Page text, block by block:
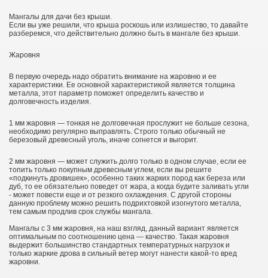
Мангалы для дачи без крыши.
Если вы уже решили, что крыша роскошь или излишество, то давайте
разберемся, что действительно должно быть в мангале без крыши.
Жаровня
В первую очередь надо обратить внимание на жаровню и ее
характеристики. Ее основной характеристикой является толщина
металла, этот параметр поможет определить качество и
долговечность изделия.
1 мм жаровня — тонкая не долговечная прослужит не больше сезона,
необходимо регулярно выправлять. Строго только обычный не
березовый древесный уголь, иначе согнется и выгорит.
2 мм жаровня — может служить долго только в одном случае, если ее
топить только покупным древесным углем, если вы решите
«подкинуть дровишек», особенно таких жарких пород как береза или
дуб, то ее обязательно поведет от жара, а когда будите заливать угли
- может повести еще и от резкого охлаждения. С другой стороны
данную проблему можно решить подрихтовкой изогнутого металла,
тем самым продлив срок службы мангала.
Мангалы с 3 мм жаровня, на наш взгляд, данный вариант является
оптимальным по соотношению цена — качество. Такая жаровня
выдержит большинство стандартных температурных нагрузок и
только жаркие дрова в сильный ветер могут нанести какой-то вред
жаровни.